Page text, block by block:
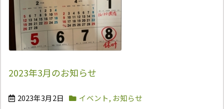
2023年3月のお知らせ
2023年3月2日 イベント, お知らせ